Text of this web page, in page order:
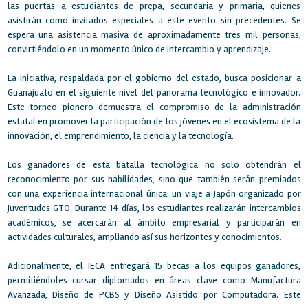
las puertas a estudiantes de prepa, secundaria y primaria, quienes
asistirán como invitados especiales a este evento sin precedentes. Se
espera una asistencia masiva de aproximadamente tres mil personas,
convirtiéndolo en un momento único de intercambio y aprendizaje.
La iniciativa, respaldada por el gobierno del estado, busca posicionar a
Guanajuato en el siguiente nivel del panorama tecnológico e innovador.
Este torneo pionero demuestra el compromiso de la administración
estatal en promover la participación de los jóvenes en el ecosistema de la
innovación, el emprendimiento, la ciencia y la tecnología.
Los ganadores de esta batalla tecnológica no solo obtendrán el
reconocimiento por sus habilidades, sino que también serán premiados
con una experiencia internacional única: un viaje a Japón organizado por
Juventudes GTO. Durante 14 días, los estudiantes realizarán intercambios
académicos, se acercarán al ámbito empresarial y participarán en
actividades culturales, ampliando así sus horizontes y conocimientos.
Adicionalmente, el IECA entregará 15 becas a los equipos ganadores,
permitiéndoles cursar diplomados en áreas clave como Manufactura
Avanzada, Diseño de PCBS y Diseño Asistido por Computadora. Este